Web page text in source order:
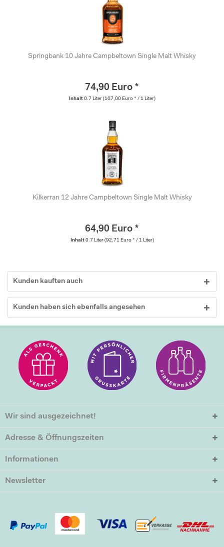
Springbank 10 Jahre Campbeltown Single Malt Whisky
74,90 Euro *
Inhalt 0.7 Liter (107,00 Euro * / 1 Liter)
Kilkerran 12 Jahre Campbeltown Single Malt Whisky
64,90 Euro *
Inhalt 0.7 Liter (92,71 Euro * / 1 Liter)
Kunden kauften auch
Kunden haben sich ebenfalls angesehen
Wir sind ausgezeichnet!
Adresse & Öffnungszeiten
Informationen
Newsletter